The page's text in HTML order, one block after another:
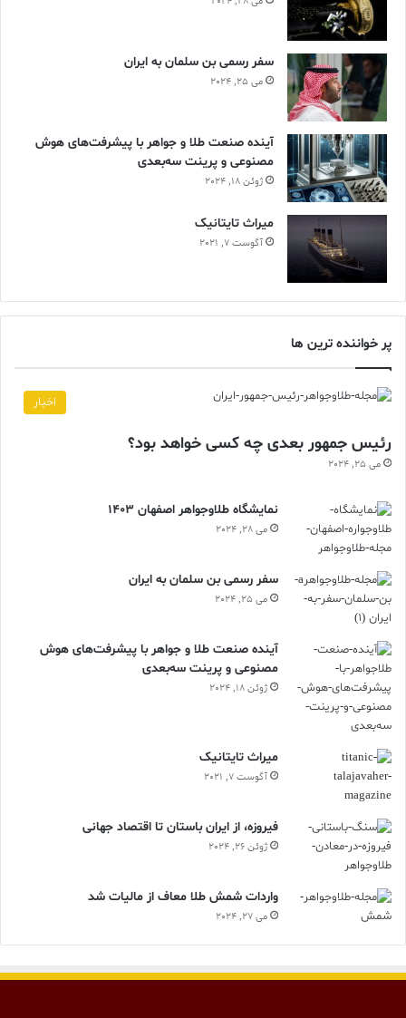
سفر رسمی بن سلمان به ایران
می 25, 2024
آینده صنعت طلا و جواهر با پیشرفت‌های هوش
مصنوعی و پرینت سه‌بعدی
ژوئن 18, 2024
ميراث تايتانيک
آگوست 7, 2021
پر خواننده ترین ها
اخبار
رئیس جمهور بعدی چه کسی خواهد بود؟
می 25, 2024
نمایشگاه طلاوجواهر اصفهان 1403
می 28, 2024
سفر رسمی بن سلمان به ایران
می 25, 2024
آینده صنعت طلا و جواهر با پیشرفت‌های هوش
مصنوعی و پرینت سه‌بعدی
ژوئن 18, 2024
ميراث تايتانيک
آگوست 7, 2021
فیروزه، از ایران باستان تا اقتصاد جهانی
ژوئن 26, 2024
واردات شمش طلا معاف از مالیات شد
می 27, 2024